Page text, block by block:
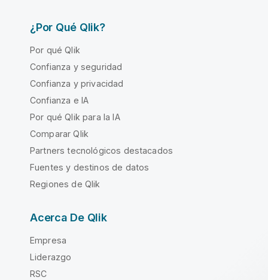
¿Por Qué Qlik?
Por qué Qlik
Confianza y seguridad
Confianza y privacidad
Confianza e IA
Por qué Qlik para la IA
Comparar Qlik
Partners tecnológicos destacados
Fuentes y destinos de datos
Regiones de Qlik
Acerca De Qlik
Empresa
Liderazgo
RSC